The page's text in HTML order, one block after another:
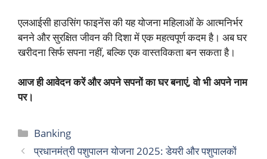
एलआईसी हाउसिंग फाइनेंस की यह योजना महिलाओं के आत्मनिर्भर
बनने और सुरक्षित जीवन की दिशा में एक महत्वपूर्ण कदम है। अब घर
खरीदना सिर्फ सपना नहीं, बल्कि एक वास्तविकता बन सकता है।
आज ही आवेदन करें और अपने सपनों का घर बनाएं, वो भी अपने नाम
पर।
Categories
Banking
प्रधानमंत्री पशुपालन योजना 2025: डेयरी और पशुपालकों